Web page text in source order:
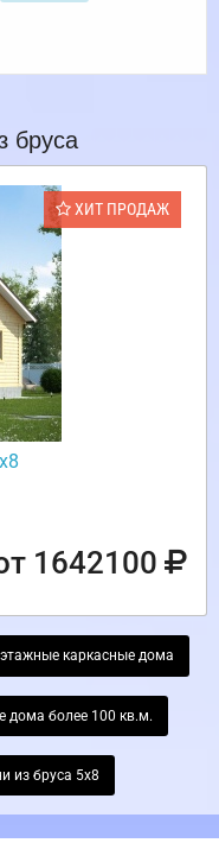
бруса
ХИТ ПРОДАЖ
1642100
каркасные дома
дома более 100 кв.м.
из бруса 5х8